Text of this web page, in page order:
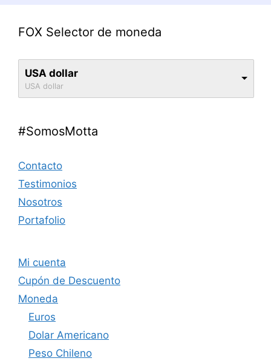
FOX Selector de moneda
USA dollar
USA dollar
#SomosMotta
Contacto
Testimonios
Nosotros
Portafolio
Mi cuenta
Cupón de Descuento
Moneda
Euros
Dolar Americano
Peso Chileno